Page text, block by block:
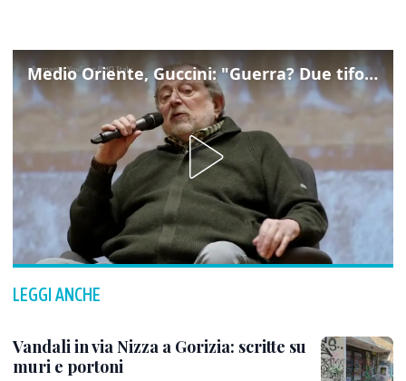
Medio Oriente, Guccini: "Guerra? Due tifoserie che si urlano contro e dimenticano vittime"
LEGGI ANCHE
Vandali in via Nizza a Gorizia: scritte su
muri e portoni